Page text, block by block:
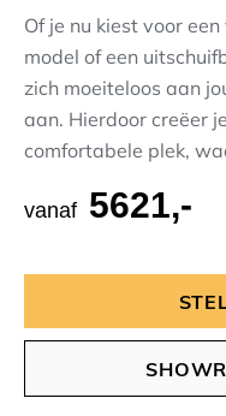
Of je nu kiest voor
model of een
zich moeiteloos aan
aan. Hierdoor creëer
comfortabele plek,
vanaf 5621,-